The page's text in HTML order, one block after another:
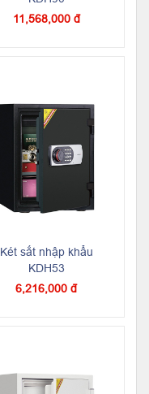
11,568,000 đ
Két sắt nhập khẩu
KDH53
6,216,000 đ